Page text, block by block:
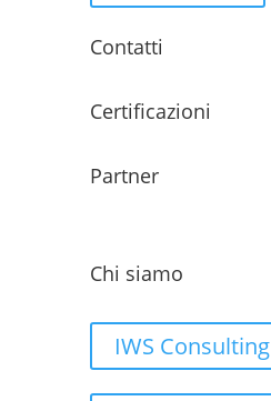
Contatti
Certificazioni
Partner
Chi siamo
IWS Consulting